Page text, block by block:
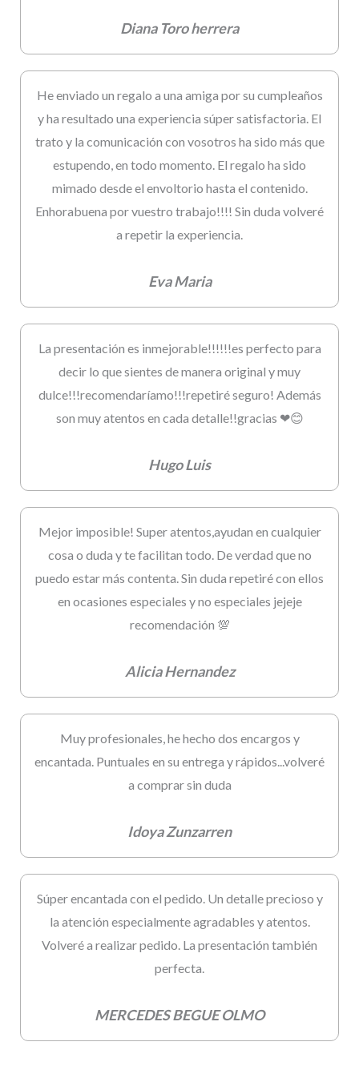
Diana Toro herrera
He enviado un regalo a una amiga por su cumpleaños
y ha resultado una experiencia súper satisfactoria. El
trato y la comunicación con vosotros ha sido más que
estupendo, en todo momento. El regalo ha sido
mimado desde el envoltorio hasta el contenido.
Enhorabuena por vuestro trabajo!!!! Sin duda volveré
a repetir la experiencia.
Eva Maria
La presentación es inmejorable!!!!!!es perfecto para
decir lo que sientes de manera original y muy
dulce!!!recomendaríamo!!!repetiré seguro! Además
son muy atentos en cada detalle!!gracias ❤😊
Hugo Luis
Mejor imposible! Super atentos,ayudan en cualquier
cosa o duda y te facilitan todo. De verdad que no
puedo estar más contenta. Sin duda repetiré con ellos
en ocasiones especiales y no especiales jejeje
recomendación 💯
Alicia Hernandez
Muy profesionales, he hecho dos encargos y
encantada. Puntuales en su entrega y rápidos...volveré
a comprar sin duda
Idoya Zunzarren
Súper encantada con el pedido. Un detalle precioso y
la atención especialmente agradables y atentos.
Volveré a realizar pedido. La presentación también
perfecta.
MERCEDES BEGUE OLMO